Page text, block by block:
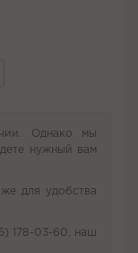
Однако мы
нужный вам
для удобства
178-03-60, наш